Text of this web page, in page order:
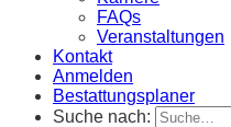
FAQs
Veranstaltungen
Kontakt
Anmelden
Bestattungsplaner
Suche nach: